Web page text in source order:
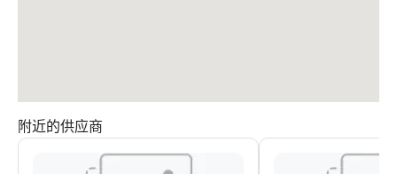
附近的供应商